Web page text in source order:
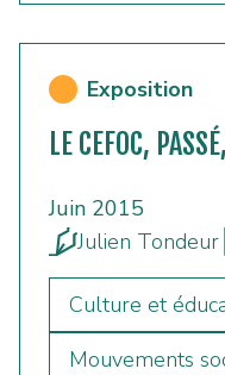
Exposition
LE CEFOC,
Juin 2015
Julien Tondeur
Culture et
Mouvements